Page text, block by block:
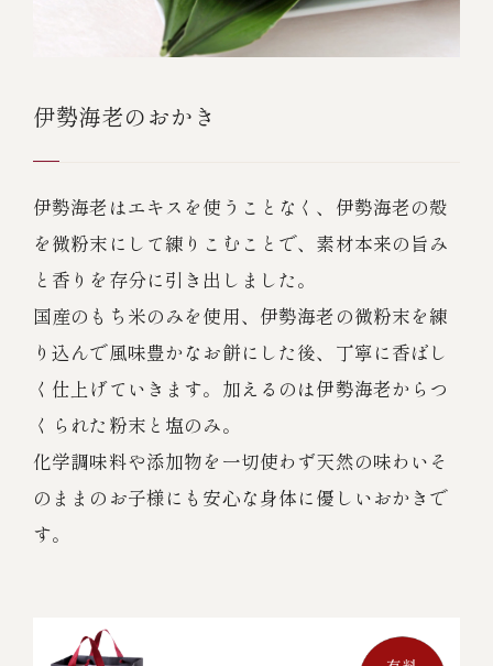
伊勢海老のおかき
伊勢海老はエキスを使うことなく、伊勢海老の殻
を微粉末にして練りこむことで、素材本来の旨み
と香りを存分に引き出しました。
国産のもち米のみを使用、伊勢海老の微粉末を練
り込んで風味豊かなお餅にした後、丁寧に香ばし
く仕上げていきます。加えるのは伊勢海老からつ
くられた粉末と塩のみ。
化学調味料や添加物を一切使わず天然の味わいそ
のままのお子様にも安心な身体に優しいおかきで
す。